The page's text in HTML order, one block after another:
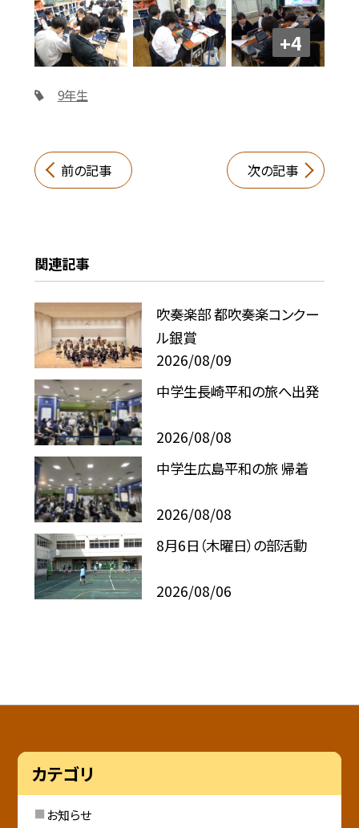
+4
9年生
前の記事 次の記事
関連記事
吹奏楽部 都吹奏楽コンクー
ル銀賞
2026/08/09
中学生長崎平和の旅へ出発
2026/08/08
中学生広島平和の旅 帰着
2026/08/08
8月6日（木曜日）の部活動
2026/08/06
カテゴリ
お知らせ